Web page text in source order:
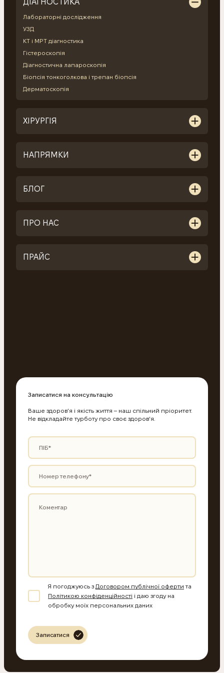
ДІАГНОСТИКА
Лабораторні дослідження
УЗД
КТ і МРТ діагностика
Гістероскопія
Діагностична лапароскопія
Біопсія тонкоголкова і трепан біопсія
Дерматоскопія
ХІРУРГІЯ
НАПРЯМКИ
БЛОГ
ПРО НАС
ПРАЙС
Записатися на консультацію
Ваше здоров’я і якість життя – наш спільний пріоритет.
Не відкладайте турботу про своє здоров’я.
Я погоджуюсь з Договором публічної оферти та
Політикою конфіденційності і даю згоду на
обробку моїх персональних даних
Записатися